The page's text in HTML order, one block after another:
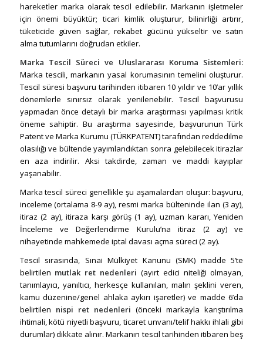
hareketler marka olarak tescil edilebilir. Markanın işletmeler
için önemi büyüktür; ticari kimlik oluşturur, bilinirliği artırır,
tüketicide güven sağlar, rekabet gücünü yükseltir ve satın
alma tutumlarını doğrudan etkiler.
Marka Tescil Süreci ve Uluslararası Koruma Sistemleri:
Marka tescili, markanın yasal korumasının temelini oluşturur.
Tescil süresi başvuru tarihinden itibaren 10 yıldır ve 10’ar yıllık
dönemlerle sınırsız olarak yenilenebilir. Tescil başvurusu
yapmadan önce detaylı bir marka araştırması yapılması kritik
öneme sahiptir. Bu araştırma sayesinde, başvurunun Türk
Patent ve Marka Kurumu (TÜRKPATENT) tarafından reddedilme
olasılığı ve bültende yayımlandıktan sonra gelebilecek itirazlar
en aza indirilir. Aksi takdirde, zaman ve maddi kayıplar
yaşanabilir.
Marka tescil süreci genellikle şu aşamalardan oluşur: başvuru,
inceleme (ortalama 8-9 ay), resmi marka bülteninde ilan (3 ay),
itiraz (2 ay), itiraza karşı görüş (1 ay), uzman kararı, Yeniden
İnceleme ve Değerlendirme Kurulu’na itiraz (2 ay) ve
nihayetinde mahkemede iptal davası açma süreci (2 ay).
Tescil sırasında, Sınai Mülkiyet Kanunu (SMK) madde 5’te
belirtilen mutlak ret nedenleri (ayırt edici niteliği olmayan,
tanımlayıcı, yanıltıcı, herkesçe kullanılan, malın şeklini veren,
kamu düzenine/genel ahlaka aykırı işaretler) ve madde 6’da
belirtilen nispi ret nedenleri (önceki markayla karıştırılma
ihtimali, kötü niyetli başvuru, ticaret unvanı/telif hakkı ihlali gibi
durumlar) dikkate alınır. Markanın tescil tarihinden itibaren beş